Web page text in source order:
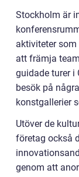
Stockholm är
aktiviteter
att främja
guidade turer i
besök på
konstgallerier
Utöver de
företag också
genom att